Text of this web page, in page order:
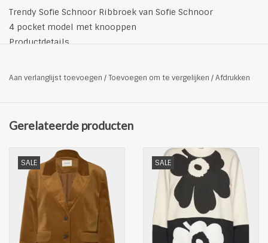
Trendy Sofie Schnoor Ribbroek van Sofie Schnoor
4 pocket model met knooppen
Productdetails
Aan verlanglijst toevoegen /Toevoegen om te vergelijken /Afdrukken
Gerelateerde producten
SALE SALE